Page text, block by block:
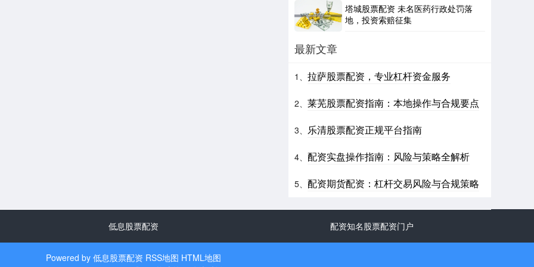
塔城股票配资 未名医药行政处罚落
地，投资索赔征集
最新文章
1、 拉萨股票配资，专业杠杆资金服务
2、 莱芜股票配资指南：本地操作与合规要点
3、 乐清股票配资正规平台指南
4、 配资实盘操作指南：风险与策略全解析
5、 配资期货配资：杠杆交易风险与合规策略
低息股票配资 配资知名股票配资门户
Powered by 低息股票配资 RSS地图 HTML地图